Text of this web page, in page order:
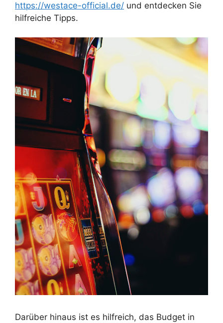
https://westace-official.de/ und entdecken Sie
hilfreiche Tipps.
Darüber hinaus ist es hilfreich, das Budget in